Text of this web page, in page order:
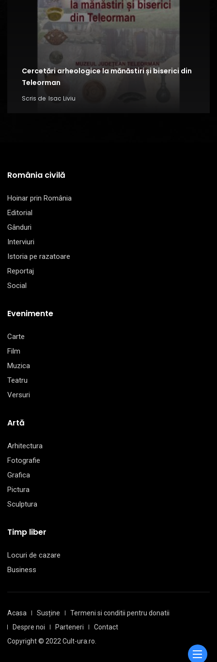
Cercetări arheologice la mănăstiri și biserici din
Teleorman
Scris de Isac Liviu
România civilă
Hoinar prin România
Editorial
Gânduri
Interviuri
Istoria pe razatoare
Reportaj
Social
Evenimente
Carte
Film
Muzica
Teatru
Versuri
Artă
Arhitectura
Fotografie
Grafica
Pictura
Sculptura
Timp liber
Locuri de cazare
Business
Acasa Susține
Termeni si conditii pentru donatii
Despre noi
Parteneri
Contact
Copyright © 2022 Cult-ura.ro.